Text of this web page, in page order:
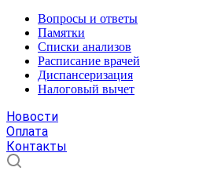
Вопросы и ответы
Памятки
Списки анализов
Расписание врачей
Диспансеризация
Налоговый вычет
Новости
Оплата
Контакты